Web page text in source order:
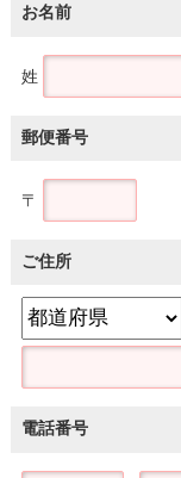
お名前
姓
郵便番号
〒
ご住所
電話番号